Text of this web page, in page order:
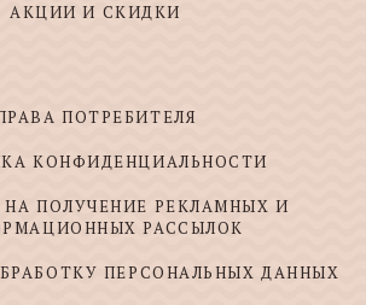
АКЦИИ И СКИДКИ
ПОТРЕБИТЕЛЯ
КОНФИДЕНЦИАЛЬНОСТИ
НА ПОЛУЧЕНИЕ РЕКЛАМНЫХ И
РАССЫЛОК
ПЕРСОНАЛЬНЫХ ДАННЫХ